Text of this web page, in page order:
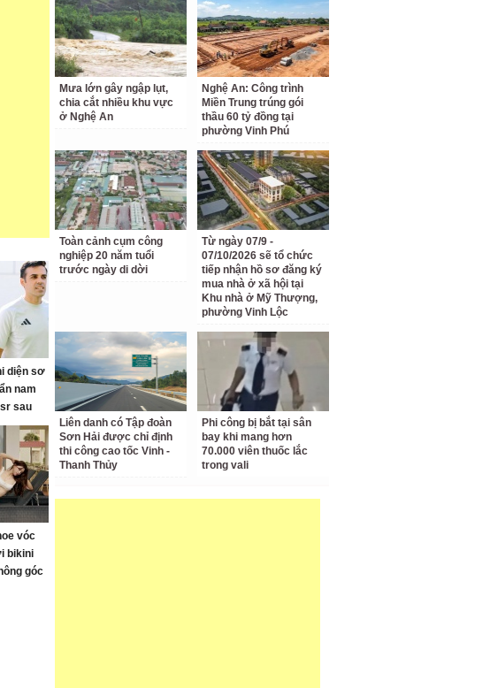
diện sơ
nam
sau
vóc
bikini
góc
Mưa lớn gây ngập lụt,
chia cắt nhiều khu vực
ở Nghệ An
Nghệ An: Công trình
Miền Trung trúng gói
thầu 60 tỷ đồng tại
phường Vinh Phú
Toàn cảnh cụm công
nghiệp 20 năm tuổi
trước ngày di dời
Từ ngày 07/9 -
07/10/2026 sẽ tổ chức
tiếp nhận hồ sơ đăng ký
mua nhà ở xã hội tại
Khu nhà ở Mỹ Thượng,
phường Vinh Lộc
Liên danh có Tập đoàn
Sơn Hải được chỉ định
thi công cao tốc Vinh -
Thanh Thủy
Phi công bị bắt tại sân
bay khi mang hơn
70.000 viên thuốc lắc
trong vali